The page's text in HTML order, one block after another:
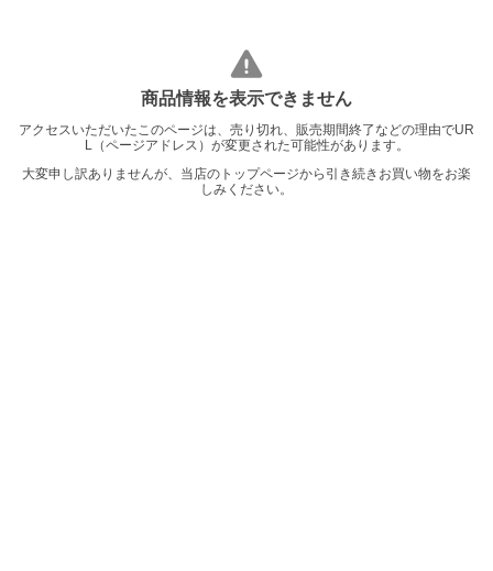
商品情報を表示できません
アクセスいただいたこのページは、売り切れ、販売期間終了などの理由でUR
L（ページアドレス）が変更された可能性があります。
大変申し訳ありませんが、当店のトップページから引き続きお買い物をお楽
しみください。